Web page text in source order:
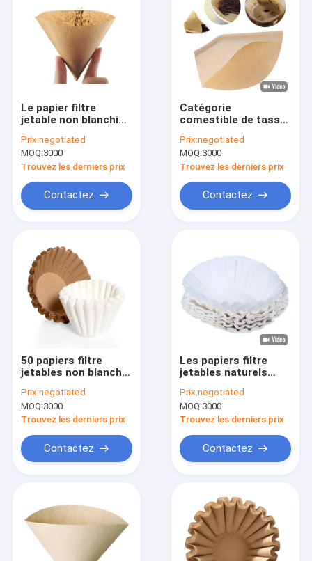
Produits
Au sujet de nous
Le papier filtre
jetable non blanchi
d'égouttement de
nature filtre V01
Prix:negotiated
MOQ:3000
Trouvez les derniers prix
Contactez
Catégorie
comestible de tasse
café de filtre de
forme de cône 1-4
Prix:negotiated
MOQ:3000
Trouvez les derniers prix
Contactez
50 papiers filtre
jetables non blanchis
le fabricant de café
Prix:negotiated
MOQ:3000
Trouvez les derniers prix
Contactez
Les papiers filtre
jetables naturels
versent au-dessus
du dispositif
d'écoulement
Prix:negotiated
MOQ:3000
Trouvez les derniers prix
Contactez